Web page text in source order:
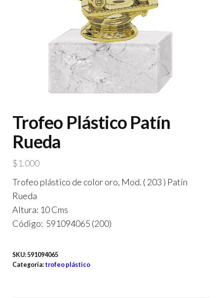
Trofeo Plástico Patín
Rueda
$1.000
Trofeo plástico de color oro, Mod. ( 203 ) Patín
Rueda
Altura: 10 Cms
Código: 591094065 (200)
SKU:591094065
Categoría: trofeo plástico